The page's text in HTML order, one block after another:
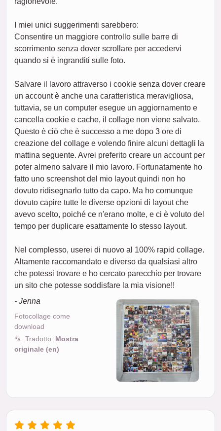
I miei unici suggerimenti sarebbero:
Consentire un maggiore controllo sulle barre di
scorrimento senza dover scrollare per accedervi
quando si è ingranditi sulle foto.
Salvare il lavoro attraverso i cookie senza dover creare
un account è anche una caratteristica meravigliosa,
tuttavia, se un computer esegue un aggiornamento e
cancella cookie e cache, il collage non viene salvato.
Questo è ciò che è successo a me dopo 3 ore di
creazione del collage e volendo finire alcuni dettagli la
mattina seguente. Avrei preferito creare un account per
poter almeno salvare il mio lavoro. Fortunatamente ho
fatto uno screenshot del mio layout quindi non ho
dovuto ridisegnarlo tutto da capo. Ma ho comunque
dovuto capire tutte le diverse opzioni di layout che
avevo scelto, poiché ce n'erano molte, e ci è voluto del
tempo per duplicare esattamente lo stesso layout.
Nel complesso, userei di nuovo al 100% rapid collage.
Altamente raccomandato e diverso da qualsiasi altro
che potessi trovare e ho cercato parecchio per trovare
un sito che potesse soddisfare la mia visione!!
- Jenna
Fotocollage come
download
Tradotto: Mostra
originale (en)